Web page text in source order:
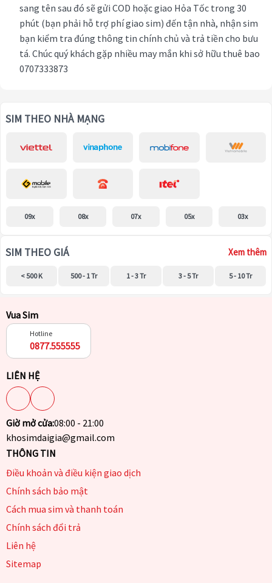
sang tên sau đó sẽ gửi COD hoặc giao Hỏa Tốc trong 30
phút (bạn phải hỗ trợ phí giao sim) đến tận nhà, nhận sim
bạn kiểm tra đúng thông tin chính chủ và trả tiền cho bưu
tá. Chúc quý khách gặp nhiều may mắn khi sở hữu thuê bao
0707333873
SIM THEO NHÀ MẠNG
09x 08x 07x 05x 03x
SIM THEO GIÁ Xem thêm
< 500 K 500 - 1 Tr 1 - 3 Tr 3 - 5 Tr 5 - 10 Tr
Vua Sim
Hotline
0877.555555
LIÊN HỆ
Giờ mở cửa:08:00 - 21:00
khosimdaigia@gmail.com
THÔNG TIN
Điều khoản và điều kiện giao dịch
Chính sách bảo mật
Cách mua sim và thanh toán
Chính sách đổi trả
Liên hệ
Sitemap